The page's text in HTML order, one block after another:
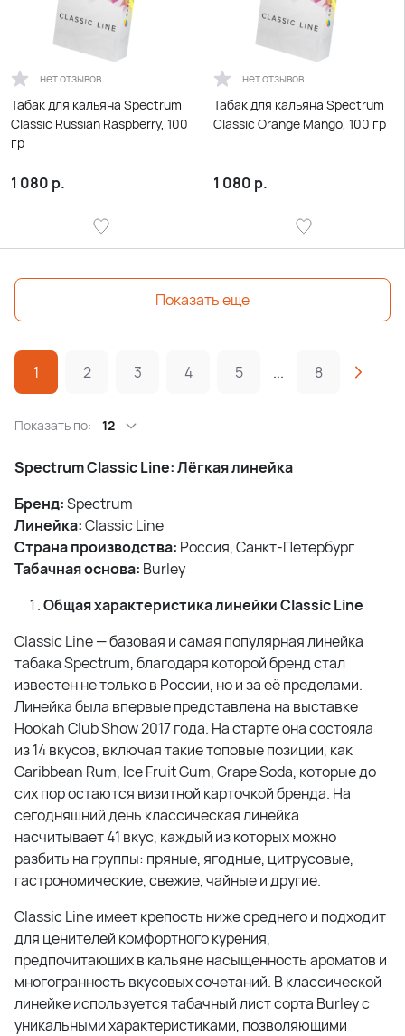
нет отзывов
Табак для кальяна Spectrum
Classic Russian Raspberry, 100
гр
1 080 р.
нет отзывов
Табак для кальяна Spectrum
Classic Orange Mango, 100 гр
1 080 р.
Показать еще
1 2 3 4 5 ... 8
Показать по: 12
Spectrum Classic Line: Лёгкая линейка
Бренд:Spectrum
Линейка:Classic Line
Страна производства: Россия, Санкт-Петербург
Табачная основа: Burley
Общая характеристика линейки Classic Line
Classic Line — базовая и самая популярная линейка
табака Spectrum, благодаря которой бренд стал
известен не только в России, но и за её пределами.
Линейка была впервые представлена на выставке
Hookah Club Show 2017 года. На старте она состояла
из 14 вкусов, включая такие топовые позиции, как
Caribbean Rum, Ice Fruit Gum, Grape Soda, которые до
сих пор остаются визитной карточкой бренда. На
сегодняшний день классическая линейка
насчитывает 41 вкус, каждый из которых можно
разбить на группы: пряные, ягодные, цитрусовые,
гастрономические, свежие, чайные и другие.
Classic Line имеет крепость ниже среднего и подходит
для ценителей комфортного курения,
предпочитающих в кальяне насыщенность ароматов и
многогранность вкусовых сочетаний. В классической
линейке используется табачный лист сорта Burley с
уникальными характеристиками, позволяющими